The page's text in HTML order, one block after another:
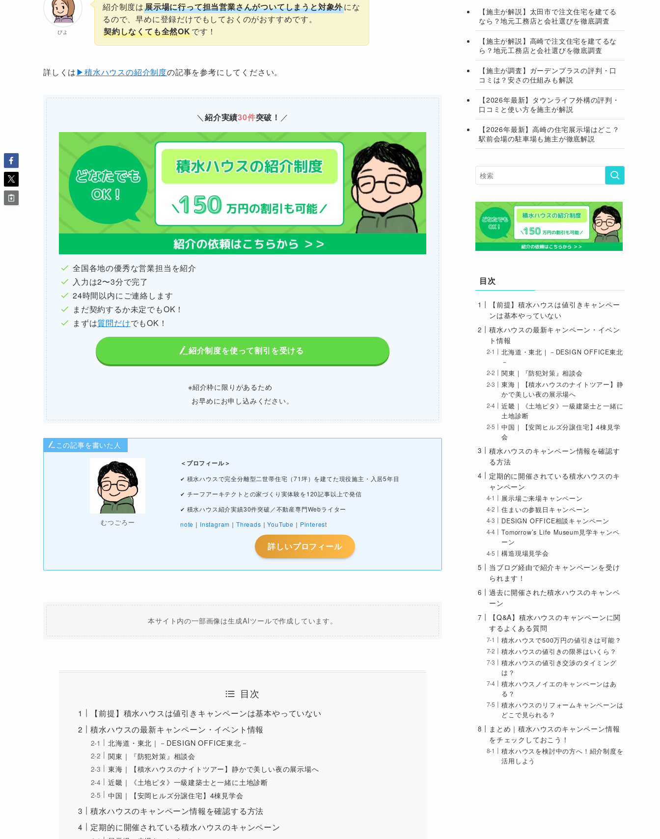
ぴよ
紹介制度は展示場に行って担当営業さんがついてしまうと対象外にな
るので、早めに登録だけでもしておくのがおすすめです。
契約しなくても全然OKです！
詳しくは▶積水ハウスの紹介制度の記事を参考にしてください。
＼ 紹介実績30件突破！ ／
全国各地の優秀な営業担当を紹介
入力は2〜3分で完了
24時間以内にご連絡します
まだ契約するか未定でもOK！
まずは質問だけでもOK！
紹介制度を使って割引を受ける
※紹介枠に限りがあるため
お早めにお申し込みください。
この記事を書いた人
むつごろー
＜プロフィール＞
✔ 積水ハウスで完全分離型二世帯住宅（71坪）を建てた現役施主・入居5年目
✔ チーフアーキテクトとの家づくり実体験を120記事以上で発信
✔ 積水ハウス紹介実績30件突破／不動産専門Webライター
note ｜ Instagram ｜ Threads ｜YouTube ｜ Pinterest
詳しいプロフィール
本サイト内の一部画像は生成AIツールで作成しています。
目次
【前提】積水ハウスは値引きキャンペーンは基本やっていない
積水ハウスの最新キャンペーン・イベント情報
北海道・東北｜－DESIGN OFFICE東北－
関東｜『防犯対策』相談会
東海｜【積水ハウスのナイトツアー】静かで美しい夜の展示場へ
近畿｜《土地ピタ》一級建築士と一緒に土地診断
中国｜【安岡ヒルズ分譲住宅】4棟見学会
積水ハウスのキャンペーン情報を確認する方法
定期的に開催されている積水ハウスのキャンペーン
【施主が解説】太田市で注文住宅を建てる
なら？地元工務店と会社選びを徹底調査
【施主が解説】高崎で注文住宅を建てるな
ら？地元工務店と会社選びを徹底調査
【施主が調査】ガーデンプラスの評判・口
コミは？安さの仕組みも解説
【2026年最新】タウンライフ外構の評判・
口コミと使い方を施主が解説
【2026年最新】高崎の住宅展示場はどこ？
駅前会場の駐車場も施主が徹底解説
目次
【前提】積水ハウスは値引きキャンペー
ンは基本やっていない
積水ハウスの最新キャンペーン・イベン
ト情報
北海道・東北｜－DESIGN OFFICE東北
－
関東｜『防犯対策』相談会
東海｜【積水ハウスのナイトツアー】静
かで美しい夜の展示場へ
近畿｜《土地ピタ》一級建築士と一緒に
土地診断
中国｜【安岡ヒルズ分譲住宅】4棟見学
会
積水ハウスのキャンペーン情報を確認す
る方法
定期的に開催されている積水ハウスのキ
ャンペーン
展示場ご来場キャンペーン
住まいの参観日キャンペーン
DESIGN OFFICE相談キャンペーン
Tomorrow’s Life Museum見学キャンペ
ーン
構造現場見学会
当ブログ経由で紹介キャンペーンを受け
られます！
過去に開催された積水ハウスのキャンペ
ーン
【Q&A】積水ハウスのキャンペーンに関
するよくある質問
積水ハウスで500万円の値引きは可能？
積水ハウスの値引きの限界はいくら？
積水ハウスの値引き交渉のタイミング
は？
積水ハウスノイエのキャンペーンはあ
る？
積水ハウスのリフォームキャンペーンは
どこで見られる？
まとめ｜積水ハウスのキャンペーン情報
をチェックしておこう！
積水ハウスを検討中の方へ！紹介制度を
活用しよう